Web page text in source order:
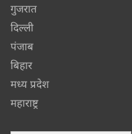
गुजरात
दिल्ली
पंजाब
बिहार
मध्य प्रदेश
महाराष्ट्र